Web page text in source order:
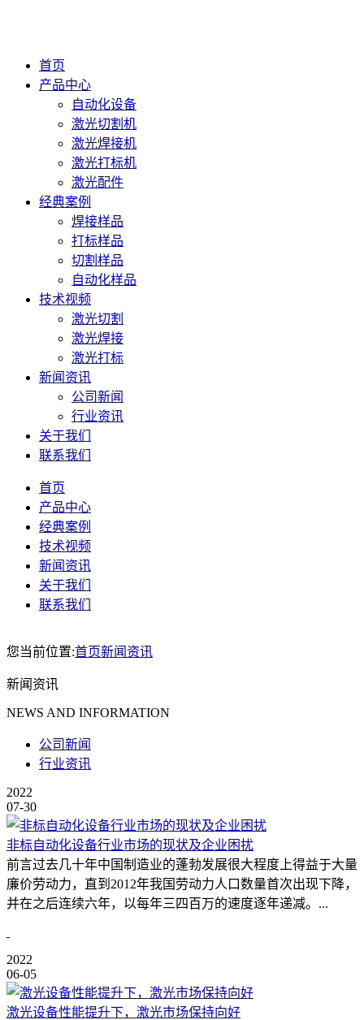
首页
产品中心
自动化设备
激光切割机
激光焊接机
激光打标机
激光配件
经典案例
焊接样品
打标样品
切割样品
自动化样品
技术视频
激光切割
激光焊接
激光打标
新闻资讯
公司新闻
行业资讯
关于我们
联系我们
首页
产品中心
经典案例
技术视频
新闻资讯
关于我们
联系我们
您当前位置:首页新闻资讯
新闻资讯
NEWS AND INFORMATION
公司新闻
行业资讯
2022
07-30
非标自动化设备行业市场的现状及企业困扰
前言过去几十年中国制造业的蓬勃发展很大程度上得益于大量
廉价劳动力，直到2012年我国劳动力人口数量首次出现下降，
并在之后连续六年，以每年三四百万的速度逐年递减。...
2022
06-05
激光设备性能提升下，激光市场保持向好